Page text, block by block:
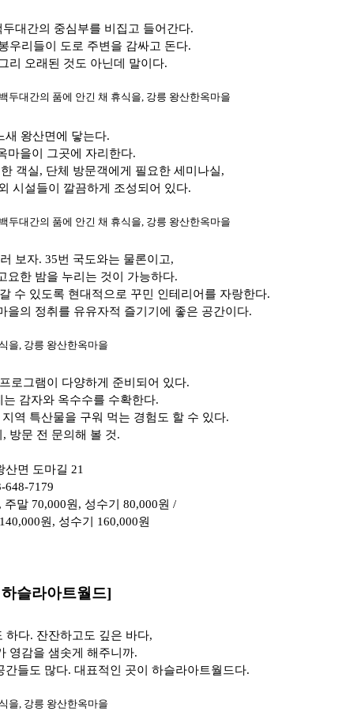
대간의 중심부를 비집고 들어간다.
우리들이 도로 주변을 감싸고 돈다.
리 오래된 것도 아닌데 말이다.
새 왕산면에 닿는다.
마을이 그곳에 자리한다.
객실, 단체 방문객에게 필요한 세미나실,
시설들이 깔끔하게 조성되어 있다.
보자. 35번 국도와는 물론이고,
요한 밤을 누리는 것이 가능하다.
수 있도록 현대적으로 꾸민 인테리어를 자랑한다.
을의 정취를 유유자적 즐기기에 좋은 공간이다.
로그램이 다양하게 준비되어 있다.
감자와 옥수수를 수확한다.
역 특산물을 구워 먹는 경험도 할 수 있다.
방문 전 문의해 볼 것.
산면 도마길 21
648-7179
말 70,000원, 성수기 80,000원 /
원, 성수기 160,000원
슬라아트월드]
하다. 잔잔하고도 깊은 바다,
영감을 샘솟게 해주니까.
들도 많다. 대표적인 곳이 하슬라아트월드다.